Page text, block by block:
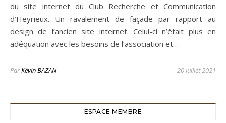
du site internet du Club Recherche et Communication
d’Heyrieux. Un ravalement de façade par rapport au
design de l’ancien site internet. Celui-ci n’était plus en
adéquation avec les besoins de l’association et…
ParKévin BAZAN 20 juillet 2021
ESPACE MEMBRE